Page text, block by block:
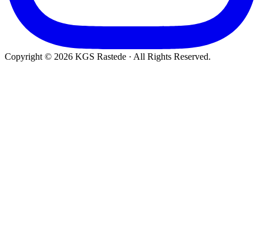
Copyright © 2026 KGS Rastede · All Rights Reserved.